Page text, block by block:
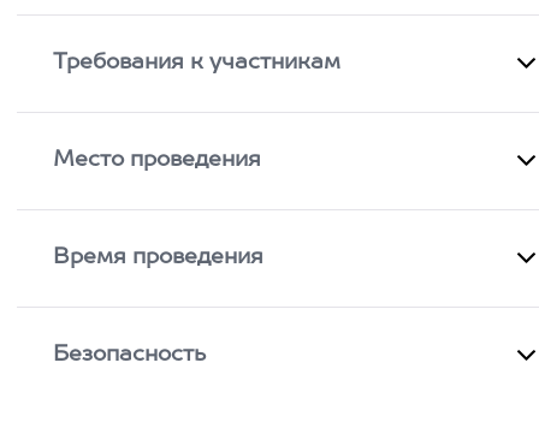
Требования к участникам
Место проведения
Время проведения
Безопасность